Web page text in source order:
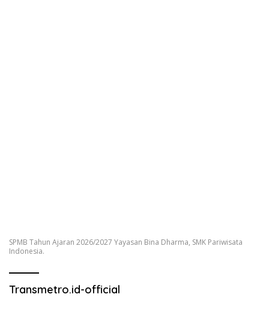
SPMB Tahun Ajaran 2026/2027 Yayasan Bina Dharma, SMK Pariwisata
Indonesia.
Transmetro.id-official